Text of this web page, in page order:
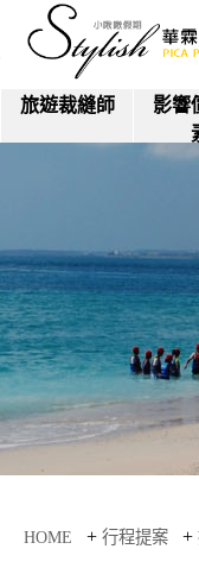
旅遊裁縫師
影響
HOME + 行程提案 +